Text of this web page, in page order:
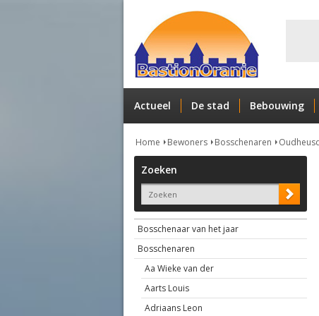
Actueel De stad Bebouwing
Home Bewoners Bosschenaren
Zoeken
Bosschenaar van het jaar
Bosschenaren
Aa Wieke van der
Aarts Louis
Adriaans Leon